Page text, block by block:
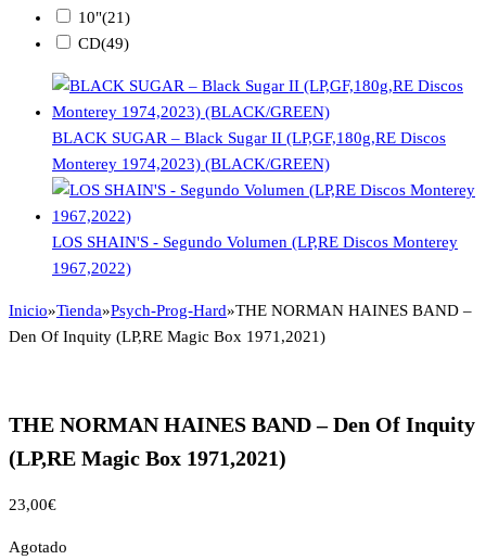
10"(21)
CD(49)
BLACK SUGAR – Black Sugar II (LP,GF,180g,RE Discos
Monterey 1974,2023) (BLACK/GREEN)
LOS SHAIN'S - Segundo Volumen (LP,RE Discos Monterey
1967,2022)
Inicio»Tienda»Psych-Prog-Hard»THE NORMAN HAINES BAND –
Den Of Inquity (LP,RE Magic Box 1971,2021)
THE NORMAN HAINES BAND – Den Of Inquity
(LP,RE Magic Box 1971,2021)
23,00€
Agotado